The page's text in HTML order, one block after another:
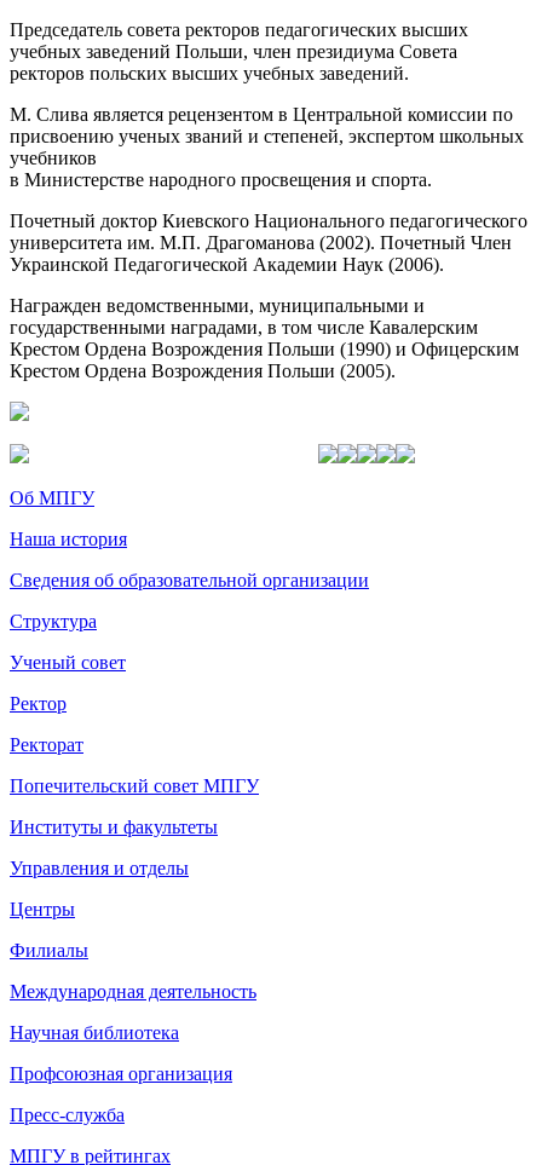
Председатель совета ректоров педагогических высших
учебных заведений Польши, член президиума Совета
ректоров польских высших учебных заведений.
М. Слива является рецензентом в Центральной комиссии по
присвоению ученых званий и степеней, экспертом школьных
учебников
в Министерстве народного просвещения и спорта.
Почетный доктор Киевского Национального педагогического
университета им. М.П. Драгоманова (2002). Почетный Член
Украинской Педагогической Академии Наук (2006).
Награжден ведомственными, муниципальными и
государственными наградами, в том числе Кавалерским
Крестом Ордена Возрождения Польши (1990) и Офицерским
Крестом Ордена Возрождения Польши (2005).
Об МПГУ
Наша история
Сведения об образовательной организации
Структура
Ученый совет
Ректор
Ректорат
Попечительский совет МПГУ
Институты и факультеты
Управления и отделы
Центры
Филиалы
Международная деятельность
Научная библиотека
Профсоюзная организация
Пресс-служба
МПГУ в рейтингах